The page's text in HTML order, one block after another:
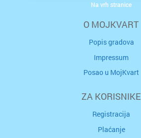
O MOJKVART
Popis gradova
Impressum
Posao u MojKvart
ZA KORISNIKE
Registracija
Plaćanje
Na vrh stranice